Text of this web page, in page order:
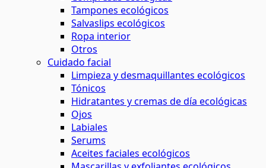
Tampones ecológicos
Salvaslips ecológicos
Ropa interior
Otros
Cuidado facial
Limpieza y desmaquillantes ecológicos
Tónicos
Hidratantes y cremas de día ecológicas
Ojos
Labiales
Serums
Aceites faciales ecológicos